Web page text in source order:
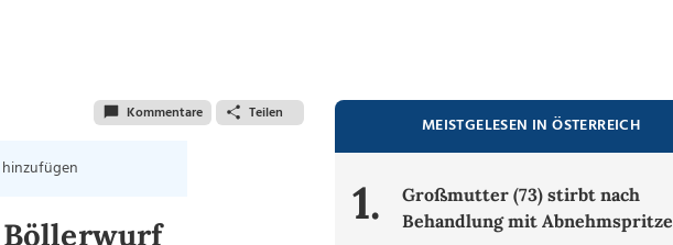
Kommentare Teilen
Böllerwurf
MEISTGELESEN IN ÖSTERREICH
1.
Großmutter (73) stirbt nach
Behandlung mit Abnehmspritze